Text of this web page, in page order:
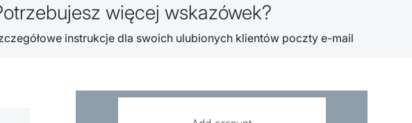
więcej wskazówek?
instrukcje dla swoich ulubionych klientów poczty e-mail